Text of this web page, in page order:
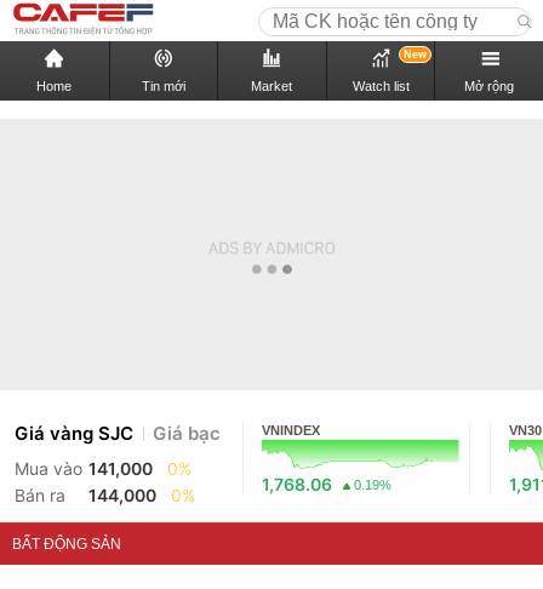
Home Tin mới Market Watch list
New
Mở rộng
Giá vàng SJC Giá bạc
Mua vào 141,000
0%
Bán ra
144,000 0%
VNINDEX
1,768.06 0.19%
VN30
BẤT ĐỘNG SẢN